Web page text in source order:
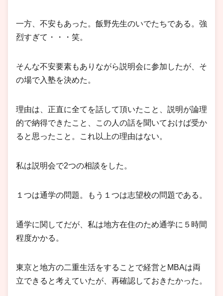
一方、不安もあった。飯野先生のいでたちである。強
烈すぎて・・・笑。
そんな不安要素もありながら説明会に参加したが、そ
の場で入塾を決めた。
理由は、正直に全てを話して頂いたこと、説明が論理
的で納得できたこと、この人の話を聞いておけば受か
ると思ったこと。これ以上の理由はない。
私は説明会で2つの相談をした。
１つは通学の問題。もう１つは志望校の問題である。
通学に関してだが、私は地方在住のため通学に５時間
程度かかる。
東京と地方の二重生活をすることで経営とMBAは両
立できると考えていたが、再確認しておきたかった。